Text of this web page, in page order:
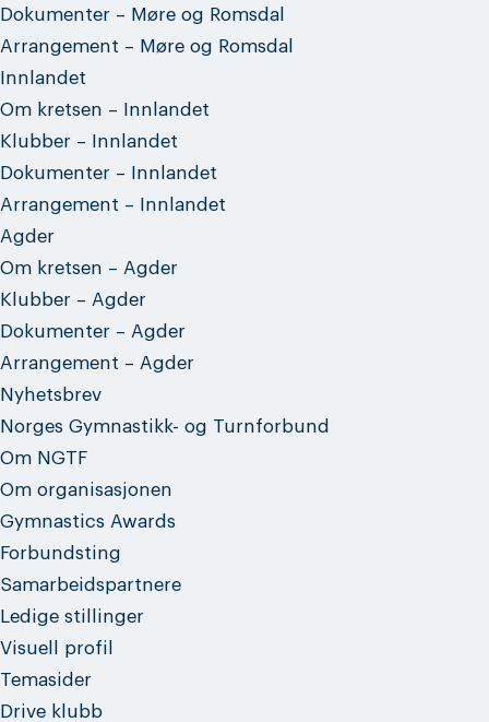
Dokumenter – Møre og Romsdal
Arrangement – Møre og Romsdal
Innlandet
Om kretsen – Innlandet
Klubber – Innlandet
Dokumenter – Innlandet
Arrangement – Innlandet
Agder
Om kretsen – Agder
Klubber – Agder
Dokumenter – Agder
Arrangement – Agder
Nyhetsbrev
Norges Gymnastikk- og Turnforbund
Om NGTF
Om organisasjonen
Gymnastics Awards
Forbundsting
Samarbeidspartnere
Ledige stillinger
Visuell profil
Temasider
Drive klubb